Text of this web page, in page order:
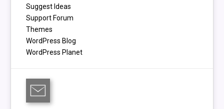
Suggest Ideas
Support Forum
Themes
WordPress Blog
WordPress Planet